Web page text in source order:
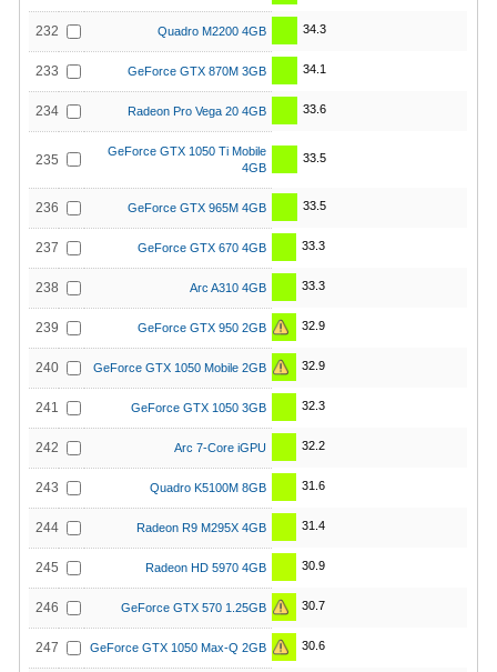
232 Quadro M2200 4GB 34.3
233 GeForce GTX 870M 3GB 34.1
234 Radeon Pro Vega 20 4GB 33.6
235
GeForce GTX 1050 Ti Mobile
4GB
33.5
236 GeForce GTX 965M 4GB 33.5
237 GeForce GTX 670 4GB 33.3
238 Arc A310 4GB 33.3
239 GeForce GTX 950 2GB 32.9
240 GeForce GTX 1050 Mobile 2GB 32.9
241 GeForce GTX 1050 3GB 32.3
242 Arc 7-Core iGPU 32.2
243 Quadro K5100M 8GB 31.6
244 Radeon R9 M295X 4GB 31.4
245 Radeon HD 5970 4GB 30.9
246 GeForce GTX 570 1.25GB 30.7
247 GeForce GTX 1050 Max-Q 2GB 30.6